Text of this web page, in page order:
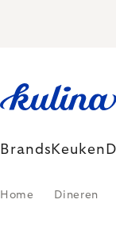
Brands Keuken
Home Dineren